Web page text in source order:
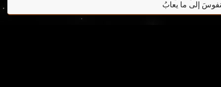
إلى ما يعابُ